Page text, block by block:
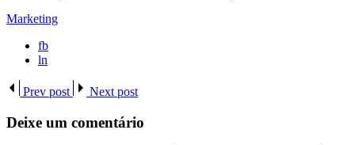
Marketing
fb
ln
Prev post Next post
Deixe um comentário